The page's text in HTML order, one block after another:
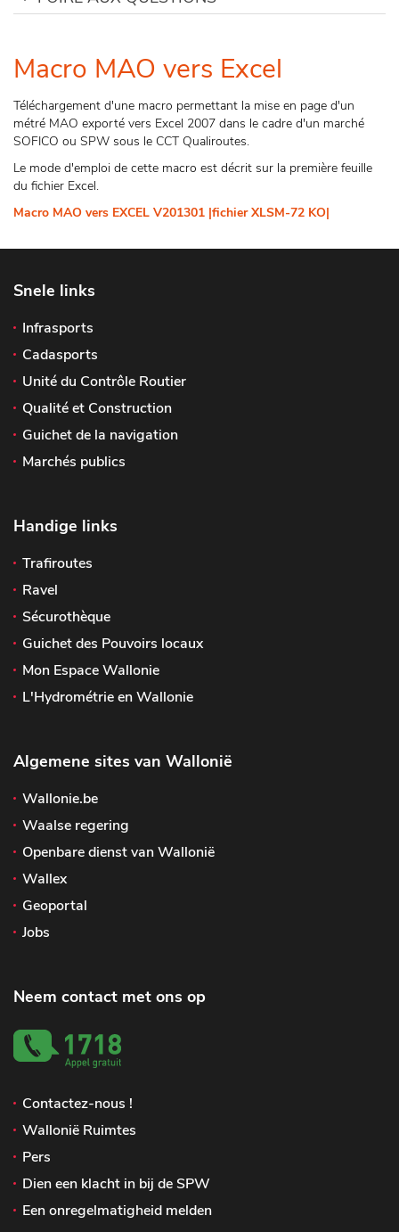
Macro MAO vers Excel
Téléchargement d'une macro permettant la mise en page d'un
métré MAO exporté vers Excel 2007 dans le cadre d'un marché
SOFICO ou SPW sous le CCT Qualiroutes.
Le mode d'emploi de cette macro est décrit sur la première feuille
du fichier Excel.
Macro MAO vers EXCEL V201301 |fichier XLSM-72 KO|
Snele links
Infrasports
Cadasports
Unité du Contrôle Routier
Qualité et Construction
Guichet de la navigation
Marchés publics
Handige links
Trafiroutes
Ravel
Sécurothèque
Guichet des Pouvoirs locaux
Mon Espace Wallonie
L'Hydrométrie en Wallonie
Algemene sites van Wallonië
Wallonie.be
Waalse regering
Openbare dienst van Wallonië
Wallex
Geoportal
Jobs
Neem contact met ons op
Contactez-nous !
Wallonië Ruimtes
Pers
Dien een klacht in bij de SPW
Een onregelmatigheid melden